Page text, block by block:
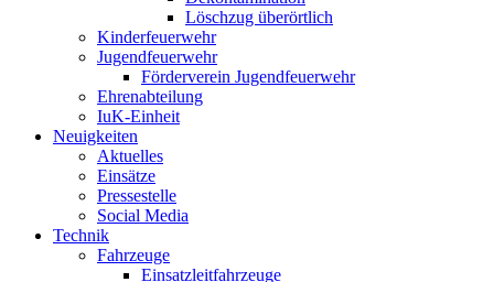
Löschzug überörtlich
Kinderfeuerwehr
Jugendfeuerwehr
Förderverein Jugendfeuerwehr
Ehrenabteilung
IuK-Einheit
Neuigkeiten
Aktuelles
Einsätze
Pressestelle
Social Media
Technik
Fahrzeuge
Einsatzleitfahrzeuge